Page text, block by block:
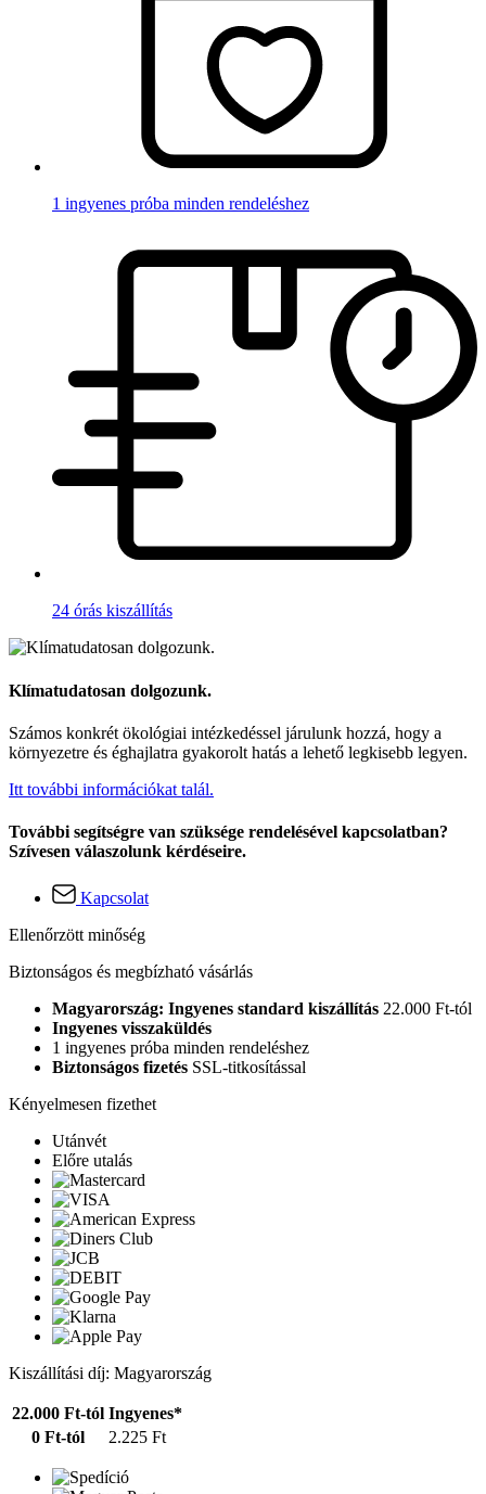
1 ingyenes próba minden rendeléshez
24 órás kiszállítás
Klímatudatosan dolgozunk.
Számos konkrét ökológiai intézkedéssel járulunk hozzá, hogy a
környezetre és éghajlatra gyakorolt hatás a lehető legkisebb legyen.
Itt további információkat talál.
További segítségre van szüksége rendelésével kapcsolatban?
Szívesen válaszolunk kérdéseire.
Kapcsolat
Ellenőrzött minőség
Biztonságos és megbízható vásárlás
Magyarország: Ingyenes standard kiszállítás 22.000 Ft-tól
Ingyenes visszaküldés
1 ingyenes próba minden rendeléshez
Biztonságos fizetés SSL-titkosítással
Kényelmesen fizethet
Utánvét
Előre utalás
Kiszállítási díj: Magyarország
22.000 Ft-tól Ingyenes*
0 Ft-tól
2.225 Ft